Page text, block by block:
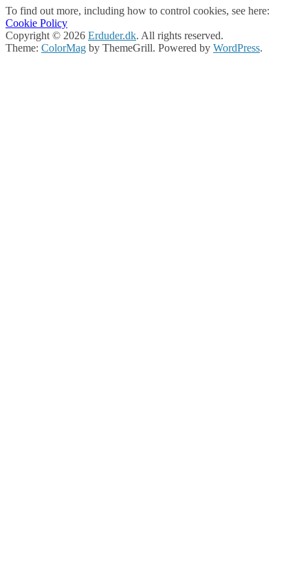
To find out more, including how to control cookies, see here:
Cookie Policy
Copyright © 2026 Erduder.dk. All rights reserved.
Theme: ColorMag by ThemeGrill. Powered by WordPress.